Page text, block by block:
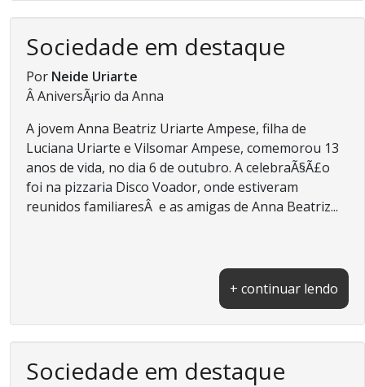
Sociedade em destaque
Por Neide Uriarte
Â AniversÃ¡rio da Anna
A jovem Anna Beatriz Uriarte Ampese, filha de
Luciana Uriarte e Vilsomar Ampese, comemorou 13
anos de vida, no dia 6 de outubro. A celebraÃ§Ã£o
foi na pizzaria Disco Voador, onde estiveram
reunidos familiaresÂ e as amigas de Anna Beatriz...
+ continuar lendo
Sociedade em destaque